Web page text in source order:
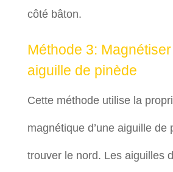
côté bâton.
Méthode 3:
aiguille de pinède
Cette méthode utilise la
magnétique d’une aiguille de
trouver le nord. Les aiguilles